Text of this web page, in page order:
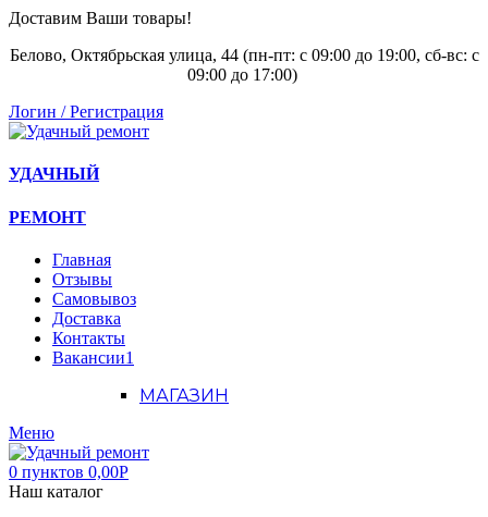
Доставим Ваши товары!
Белово, Октябрьская улица, 44 (пн-пт: с 09:00 до 19:00, сб-вс: с
09:00 до 17:00)
Логин / Регистрация
УДАЧНЫЙ
РЕМОНТ
Главная
Отзывы
Самовывоз
Доставка
Контакты
Вакансии1
МАГАЗИН
Меню
0 пунктов 0,00Р
Наш каталог